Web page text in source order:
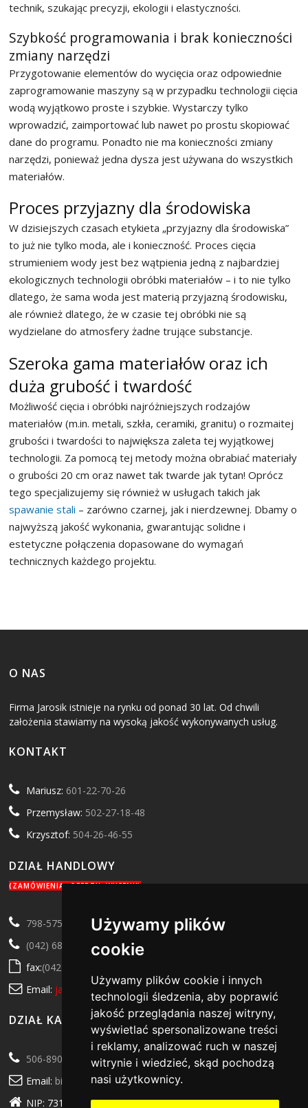
Używamy plików
cookie
Używamy plików cookie i innych
technologii śledzenia, aby poprawić
jakość przeglądania naszej witryny,
wyświetlać spersonalizowane treści
i reklamy, analizować ruch w naszej
witrynie i wiedzieć, skąd pochodzą
nasi użytkownicy.
technik, szukając precyzji, ekologii i elastyczności.
Szybkość programowania i brak konieczności
zmiany narzędzi
Przygotowanie elementów do wycięcia oraz odpowiednie
zaprogramowanie maszyny są w przypadku technologii cięcia
wodą wyjątkowo proste i szybkie. Wystarczy tylko
wprowadzić, zaimportować lub nawet po prostu skopiować
dane do programu. Ponadto nie ma konieczności zmiany
narzędzi, ponieważ jedna dysza jest używana do wszystkich
materiałów.
Proces przyjazny dla środowiska
W dzisiejszych czasach etykieta „przyjazny dla środowiska”
to już nie tylko moda, ale i konieczność. Proces cięcia
strumieniem wody jest bez wątpienia jedną z najbardziej
ekologicznych technologii obróbki materiałów – i to nie tylko
dlatego, że sama woda jest materią przyjazną środowisku,
ale również dlatego, że w czasie tej obróbki nie są
wydzielane do atmosfery żadne trujące substancje.
Szeroka gama materiałów oraz ich
duża grubość i twardość
Możliwość cięcia i obróbki najróżniejszych rodzajów
materiałów (m.in. metali, szkła, ceramiki, granitu) o rozmaitej
grubości i twardości to największa zaleta tej wyjątkowej
technologii. Za pomocą tej metody można obrabiać materiały
o grubości 20 cm oraz nawet tak twarde jak tytan! Oprócz
tego specjalizujemy się również w usługach takich jak
spawanie stali – zarówno czarnej, jak i nierdzewnej. Dbamy o
najwyższą jakość wykonania, gwarantując solidne i
estetyczne połączenia dopasowane do wymagań
technicznych każdego projektu.
O NAS
Firma Jarosik istnieje na rynku od ponad 30 lat. Od chwili
założenia stawiamy na wysoką jakość wykonywanych usług.
KONTAKT
Mariusz: 601-22-70-26
Przemysław: 502-27-18-48
Krzysztof: 504-26-46-55
DZIAŁ HANDLOWY
(ZAMÓWIENIA, OFERTY, WYCENY)
798-575-279
(042) 684-72-76
fax:(042) 682-17-77
Email: jarosik@jarosik.net
DZIAŁ KADROWO-KSIĘGOWY
506-890-535
Email: biuro@jarosik.net
NIP: 7312055983